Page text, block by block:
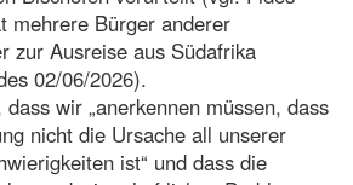
mehrere Bürger anderer
zur Ausreise aus Südafrika
02/06/2026).
wir „anerkennen müssen, dass
nicht die Ursache all unserer
ist“ und dass die